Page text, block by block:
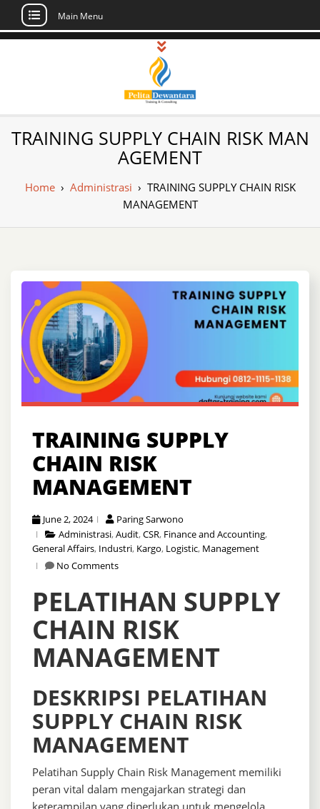
Skip
Main Menu
Pusat Pelatihan
dan Sertifikasi –
Daftar Training
Indonesia
Sertifikasi di Indonesia
TRAINING SUPPLY CHAIN RISK MAN
AGEMENT
Home› Administrasi › TRAINING SUPPLY CHAIN RISK
MANAGEMENT
TRAINING SUPPLY
CHAIN RISK
MANAGEMENT
June 2, 2024
Paring Sarwono
Administrasi,Audit,CSR, Finance and Accounting,
General Affairs, Industri, Kargo, Logistic, Management
No Comments
PELATIHAN SUPPLY
CHAIN RISK
MANAGEMENT
DESKRIPSI PELATIHAN
SUPPLY CHAIN RISK
MANAGEMENT
Pelatihan Supply Chain Risk Management memiliki
peran vital dalam mengajarkan strategi dan
keterampilan yang diperlukan untuk mengelola